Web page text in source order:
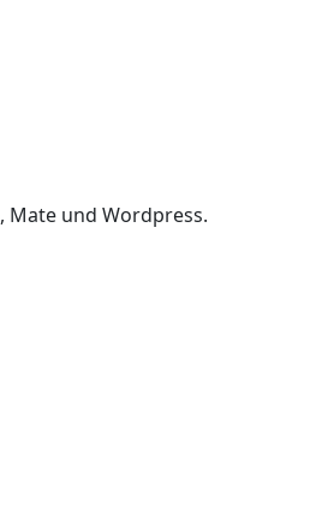
Mate und Wordpress.